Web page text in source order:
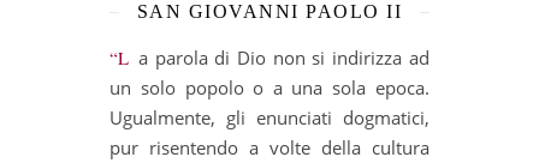
SAN GIOVANNI PAOLO II
“La parola di Dio non si indirizza ad
un solo popolo o a una sola epoca.
Ugualmente, gli enunciati dogmatici,
pur risentendo a volte della cultura